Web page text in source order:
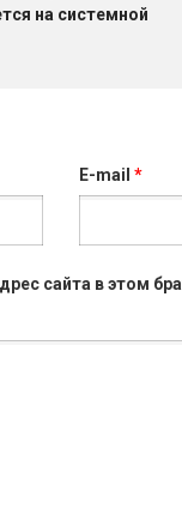
на системной
E-mail*
сайта в этом